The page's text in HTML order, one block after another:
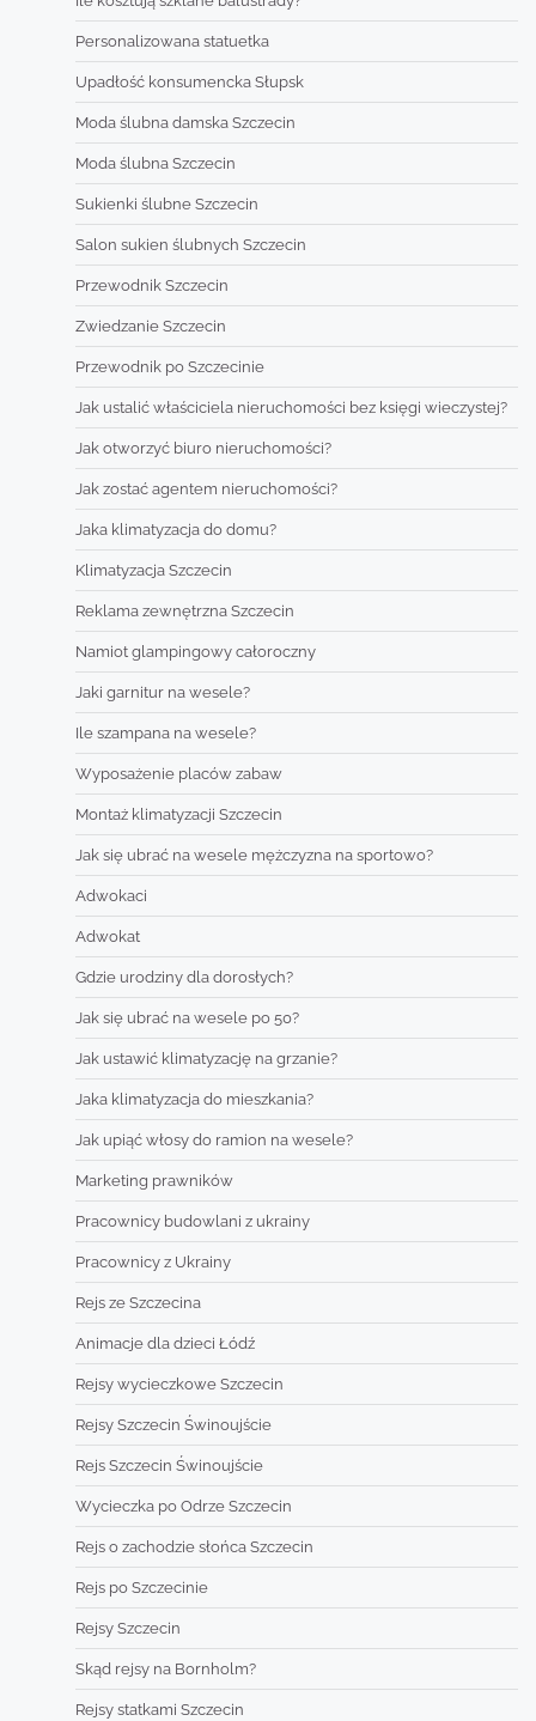
Personalizowana statuetka
Upadłość konsumencka Słupsk
Moda ślubna damska Szczecin
Moda ślubna Szczecin
Sukienki ślubne Szczecin
Salon sukien ślubnych Szczecin
Przewodnik Szczecin
Zwiedzanie Szczecin
Przewodnik po Szczecinie
Jak ustalić właściciela nieruchomości bez księgi wieczystej?
Jak otworzyć biuro nieruchomości?
Jak zostać agentem nieruchomości?
Jaka klimatyzacja do domu?
Klimatyzacja Szczecin
Reklama zewnętrzna Szczecin
Namiot glampingowy całoroczny
Jaki garnitur na wesele?
Ile szampana na wesele?
Wyposażenie placów zabaw
Montaż klimatyzacji Szczecin
Jak się ubrać na wesele mężczyzna na sportowo?
Adwokaci
Adwokat
Gdzie urodziny dla dorosłych?
Jak się ubrać na wesele po 50?
Jak ustawić klimatyzację na grzanie?
Jaka klimatyzacja do mieszkania?
Jak upiąć włosy do ramion na wesele?
Marketing prawników
Pracownicy budowlani z ukrainy
Pracownicy z Ukrainy
Rejs ze Szczecina
Animacje dla dzieci Łódź
Rejsy wycieczkowe Szczecin
Rejsy Szczecin Świnoujście
Rejs Szczecin Świnoujście
Wycieczka po Odrze Szczecin
Rejs o zachodzie słońca Szczecin
Rejs po Szczecinie
Rejsy Szczecin
Skąd rejsy na Bornholm?
Rejsy statkami Szczecin